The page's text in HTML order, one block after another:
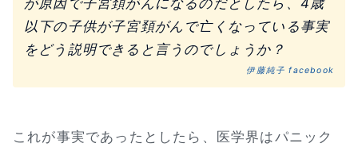
以下の子供が子宮頚がんで亡くなっている事実
をどう説明できると言うのでしょうか？
伊藤純子 facebook
これが事実であったとしたら、医学界はパニック